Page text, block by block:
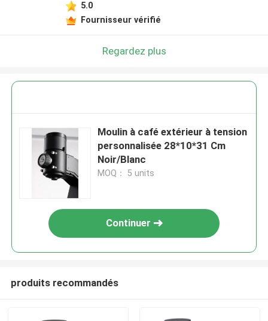
5.0
Fournisseur vérifié
Regardez plus
Moulin à café extérieur à tension
personnalisée 28*10*31 Cm
Noir/Blanc
MOQ： 5 units
Continuer
produits recommandés